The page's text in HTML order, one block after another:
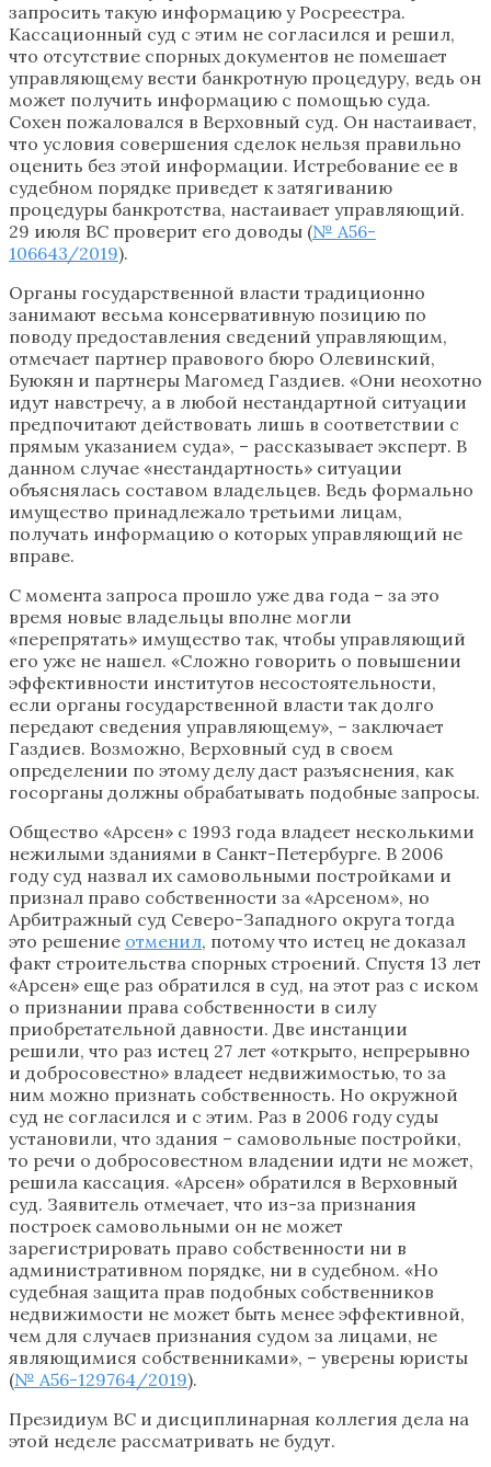
запросить такую информацию у Росреестра.
Кассационный суд с этим не согласился и решил,
что отсутствие спорных документов не помешает
управляющему вести банкротную процедуру, ведь он
может получить информацию с помощью суда.
Сохен пожаловался в Верховный суд. Он настаивает,
что условия совершения сделок нельзя правильно
оценить без этой информации. Истребование ее в
судебном порядке приведет к затягиванию
процедуры банкротства, настаивает управляющий.
29 июля ВС проверит его доводы (№ А56-
106643/2019).
Органы государственной власти традиционно
занимают весьма консервативную позицию по
поводу предоставления сведений управляющим,
отмечает парт­нер правового бюро Олевинский,
Буюкян и партнеры Магомед Газдиев. «Они неохотно
идут навстречу, а в любой нестандартной ситуации
предпочитают действовать лишь в соответствии с
прямым указанием суда», – рассказывает эксперт. В
данном случае «нестандартность» ситуации
объяснялась составом владельцев. Ведь формально
имущество принадлежало третьими лицам,
получать информацию о которых управляющий не
вправе.
С момента запроса прошло уже два года – за это
время новые владельцы вполне могли
«перепрятать» имущество так, чтобы управляющий
его уже не нашел. «Сложно говорить о повышении
эффективности институтов несостоятельности,
если органы государственной власти так долго
передают сведения управляющему», – заключает
Газдиев. Возможно, Верховный суд в своем
определении по этому делу даст разъяснения, как
госорганы должны обрабатывать подобные запросы.
Общество «Арсен» с 1993 года владеет несколькими
нежилыми зданиями в Санкт-Петербурге. В 2006
году суд назвал их самовольными постройками и
признал право собственности за «Арсеном», но
Арбитражный суд Северо-Западного округа тогда
это решение отменил, потому что истец не доказал
факт строительства спорных строений. Спустя 13 лет
«Арсен» еще раз обратился в суд, на этот раз с иском
о признании права собственности в силу
приобретательной давности. Две инстанции
решили, что раз истец 27 лет «открыто, непрерывно
и добросовестно» владеет недвижимостью, то за
ним можно признать собственность. Но окружной
суд не согласился и с этим. Раз в 2006 году суды
установили, что здания – самовольные постройки,
то речи о добросовестном владении идти не может,
решила кассация. «Арсен» обратился в Верховный
суд. Заявитель отмечает, что из-за признания
построек самовольными он не может
зарегистрировать право собственности ни в
административном порядке, ни в судебном. «Но
судебная защита прав подобных собственников
недвижимости не может быть менее эффективной,
чем для случаев признания судом за лицами, не
являющимися собственниками», – уверены юристы
(№ А56-129764/2019).
Президиум ВС и дисциплинарная коллегия дела на
этой неделе рассматривать не будут.